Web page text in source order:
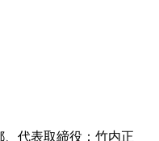
代表取締役：竹内正